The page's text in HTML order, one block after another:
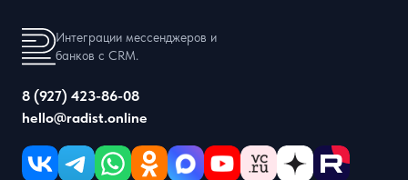
Интеграции мессенджеров и
банков с CRM.
8 (927) 423-86-08
hello@radist.online